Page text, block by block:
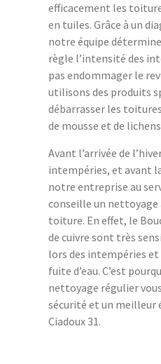
efficacement les
en tuiles. Grâce à un
notre équipe
règle l’intensité des
pas endommager le
utilisons des produits
débarrasser les
de mousse et de
Avant l’arrivée de
intempéries, et avant
notre entreprise au
conseille un
toiture. En effet, le
de cuivre sont très
lors des intempéries
fuite d’eau. C’est
nettoyage régulier
sécurité et un
Ciadoux 31.